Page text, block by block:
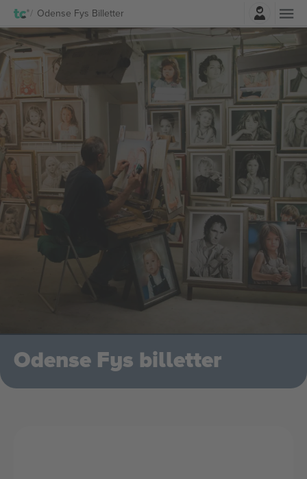
Odense Fys Billetter
Odense Fys billetter